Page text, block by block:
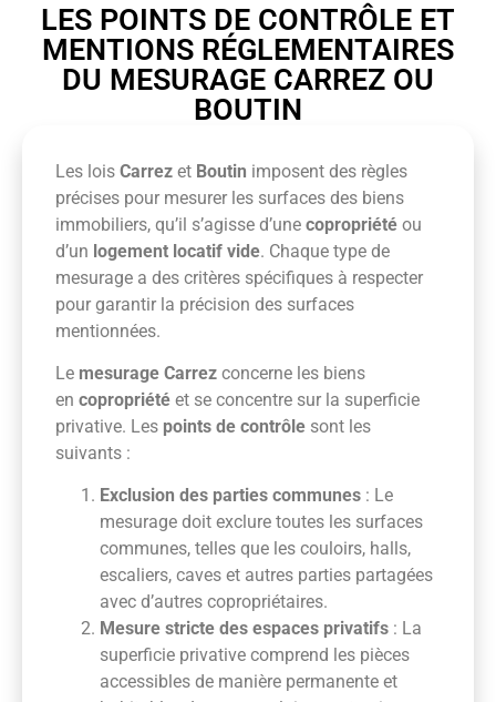
LES POINTS DE CONTRÔLE ET
MENTIONS RÉGLEMENTAIRES
DU MESURAGE CARREZ OU
BOUTIN
Les lois Carrez et Boutin imposent des règles
précises pour mesurer les surfaces des biens
immobiliers, qu’il s’agisse d’une copropriété ou
d’un logement locatif vide. Chaque type de
mesurage a des critères spécifiques à respecter
pour garantir la précision des surfaces
mentionnées.
Le mesurage Carrez concerne les biens
en copropriété et se concentre sur la superficie
privative. Les points de contrôle sont les
suivants :
Exclusion des parties communes : Le
mesurage doit exclure toutes les surfaces
communes, telles que les couloirs, halls,
escaliers, caves et autres parties partagées
avec d’autres copropriétaires.
Mesure stricte des espaces privatifs : La
superficie privative comprend les pièces
accessibles de manière permanente et